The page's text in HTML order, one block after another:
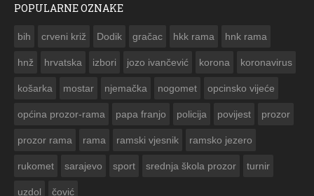
POPULARNE OZNAKE
bih crveni križ Dodik gračac hkk rama hnk rama
hnž hrvatska izbori jozo ivančević korona koronavirus
košarka mostar njemačka nogomet opcinsko vijeće
općina prozor-rama papa franjo policija povijest prozor
prozor rama rama ramski vjesnik ramsko jezero
rukomet sarajevo sport srednja škola prozor turnir
uzdol čović